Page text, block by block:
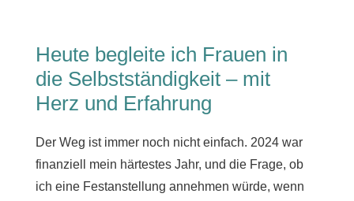
Heute begleite ich Frauen in
die Selbstständigkeit – mit
Herz und Erfahrung
Der Weg ist immer noch nicht einfach. 2024 war
finanziell mein härtestes Jahr, und die Frage, ob
ich eine Festanstellung annehmen würde, wenn